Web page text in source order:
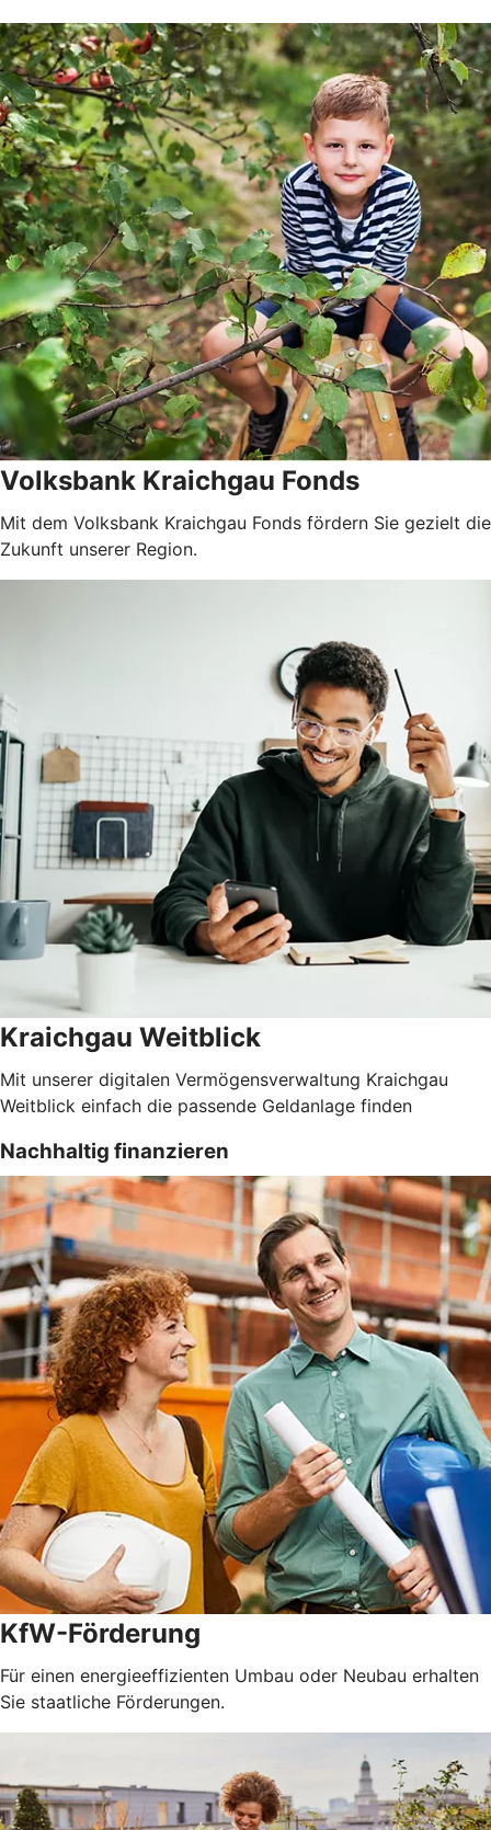
Volksbank Kraichgau Fonds
Mit dem Volksbank Kraichgau Fonds fördern Sie gezielt die
Zukunft unserer Region.
Kraichgau Weitblick
Mit unserer digitalen Vermögensverwaltung Kraichgau
Weitblick einfach die passende Geldanlage finden
Nachhaltig finanzieren
KfW-Förderung
Für einen energieeffizienten Umbau oder Neubau erhalten
Sie staatliche Förderungen.